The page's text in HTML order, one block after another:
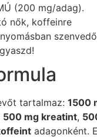
(200 mg/adag).
nők, koffeinre
tartalmaz: 1500
500 mg kreatint,
adagonként.